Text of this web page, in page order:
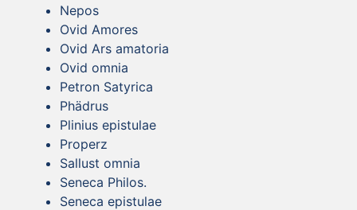
Nepos
Ovid Amores
Ovid Ars amatoria
Ovid omnia
Petron Satyrica
Phädrus
Plinius epistulae
Properz
Sallust omnia
Seneca Philos.
Seneca epistulae